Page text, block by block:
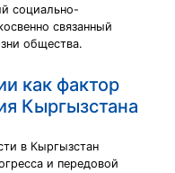
социально-
связанный
общества.
как фактор
Кыргызстана
в Кыргызстан
и передовой